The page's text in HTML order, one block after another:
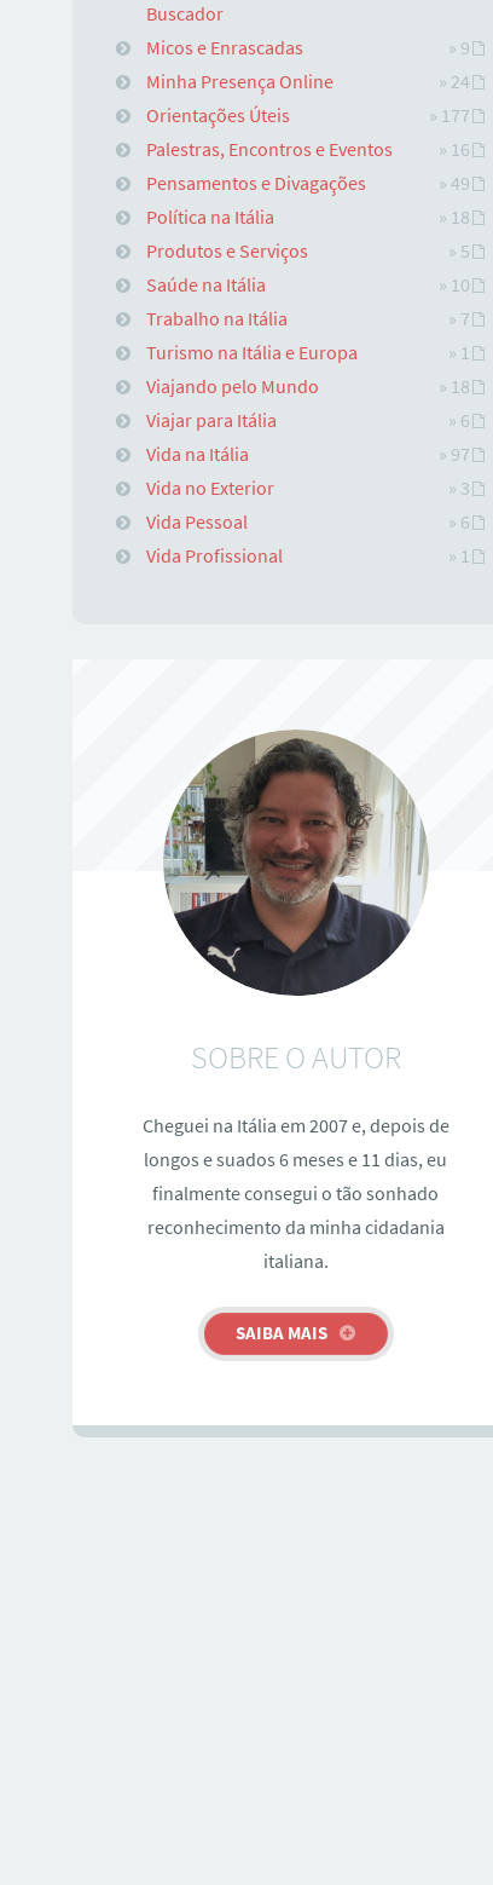
Buscador
Micos e Enrascadas
» 9
Minha Presença Online
» 24
Orientações Úteis
» 177
Palestras, Encontros e Eventos
» 16
Pensamentos e Divagações
» 49
Política na Itália
» 18
Produtos e Serviços
» 5
Saúde na Itália
» 10
Trabalho na Itália
» 7
Turismo na Itália e Europa
» 1
Viajando pelo Mundo
» 18
Viajar para Itália
» 6
Vida na Itália
» 97
Vida no Exterior
» 3
Vida Pessoal
» 6
Vida Profissional
» 1
SOBRE O AUTOR
Cheguei na Itália em 2007 e, depois de
longos e suados 6 meses e 11 dias, eu
finalmente consegui o tão sonhado
reconhecimento da minha cidadania
italiana.
SAIBA MAIS